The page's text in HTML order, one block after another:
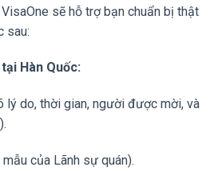
sẽ hỗ trợ bạn chuẩn bị thật
sau:
Hàn Quốc:
lý do, thời gian, người được mời, và
của Lãnh sự quán).